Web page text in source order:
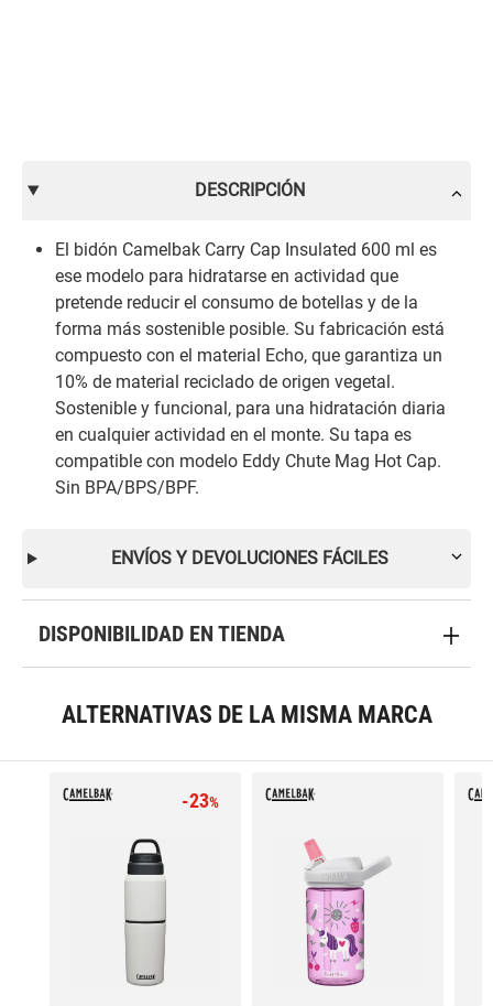
DESCRIPCIÓN
El bidón Camelbak Carry Cap Insulated 600 ml es
ese modelo para hidratarse en actividad que
pretende reducir el consumo de botellas y de la
forma más sostenible posible. Su fabricación está
compuesto con el material Echo, que garantiza un
10% de material reciclado de origen vegetal.
Sostenible y funcional, para una hidratación diaria
en cualquier actividad en el monte. Su tapa es
compatible con modelo Eddy Chute Mag Hot Cap.
Sin BPA/BPS/BPF.
ENVÍOS Y DEVOLUCIONES FÁCILES
DISPONIBILIDAD EN TIENDA
ALTERNATIVAS DE LA MISMA MARCA
-23%